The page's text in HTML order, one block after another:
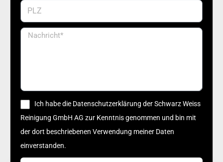
Ich habe die Datenschutzerklärung der Schwarz Weiss
Reinigung GmbH AG zur Kenntnis genommen und bin mit
der dort beschriebenen Verwendung meiner Daten
einverstanden.